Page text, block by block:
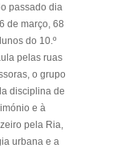
passado dia
de março, 68
do 10.º
pelas ruas
o grupo
disciplina de
e à
pela Ria,
urbana e a